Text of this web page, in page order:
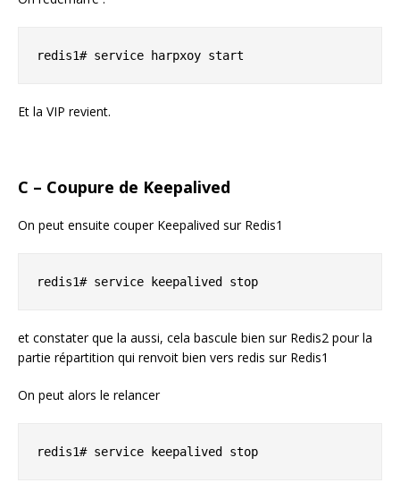
redis1# service harpxoy start
Et la VIP revient.
C – Coupure de Keepalived
On peut ensuite couper Keepalived sur Redis1
redis1# service keepalived stop
et constater que la aussi, cela bascule bien sur Redis2 pour la
partie répartition qui renvoit bien vers redis sur Redis1
On peut alors le relancer
redis1# service keepalived stop